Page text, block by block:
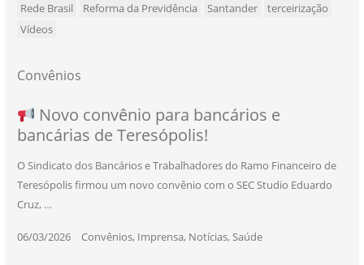
Rede Brasil
Reforma da Previdência Santander
terceirização
Vídeos
Convênios
SEU NOVO BENEFÍCIO CHEGOU
Novo convênio para bancários e
bancárias de Teresópolis!
O Sindicato dos Bancários e Trabalhadores do Ramo Financeiro de
Teresópolis firmou um novo convênio com o SEC Studio Eduardo
Cruz, …
06/03/2026| Convênios, Imprensa, Notícias,Saúde
NOVO CONVÊNIO PARA VOCÊ, BANCÁRIO
E BANCÁRIA!
25/11/2025| Convênios, Imprensa, Notícias,Saúde
Convênio com a Rede de Ensino Técnico e
Centro de Qualificação Técnica